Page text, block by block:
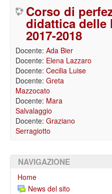
Corso di
didattica delle
2017-2018
Docente: Ada Bier
Docente: Elena Lazzaro
Docente: Cecilia Luise
Docente: Greta
Mazzocato
Docente: Mara
Salvalaggio
Docente: Graziano
Serragiotto
NAVIGAZIONE
Home
News del sito